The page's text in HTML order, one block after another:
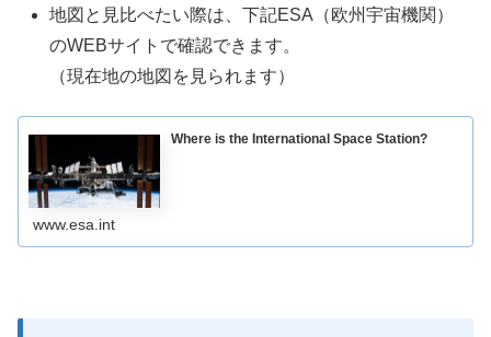
地図と見比べたい際は、下記ESA（欧州宇宙機関）
のWEBサイトで確認できます。
（現在地の地図を見られます）
Where is the International Space Station?
www.esa.int